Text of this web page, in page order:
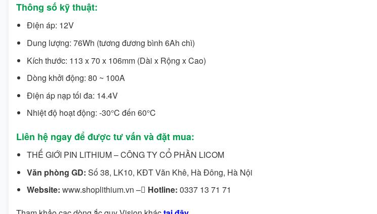
Thông số kỹ thuật:
Điện áp: 12V
Dung lượng: 76Wh (tương đương bình 6Ah chì)
Kích thước: 113 x 70 x 106mm (Dài x Rộng x Cao)
Dòng khởi động: 80 ~ 100A
Điện áp nạp tối đa: 14.4V
Nhiệt độ hoạt động: -30°C đến 60°C
Liên hệ ngay để được tư vấn và đặt mua:
THẾ GIỚI PIN LITHIUM – CÔNG TY CỔ PHẦN LICOM
Văn phòng GD: Số 38, LK10, KĐT Văn Khê, Hà Đông, Hà Nội
Website: www.shoplithium.vn – Hotline: 0337 13 71 71